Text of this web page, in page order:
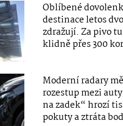
Oblíbené
destinace letos
zdražují. Za pivo
klidně přes 300
Moderní radary
rozestup mezi
na zadek“ hrozí
pokuty a ztráta